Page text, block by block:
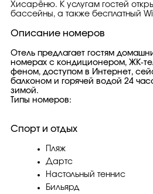
Хисарёню. К услугам гостей
бассейны, а также бесплатный
Описание номеров
Отель предлагает гостям
номерах с кондиционером, ЖК-
феном, доступом в Интернет,
балконом и горячей водой 24
зимой.
Типы номеров:
Спорт и отдых
Пляж
Дартс
Настольный теннис
Бильярд